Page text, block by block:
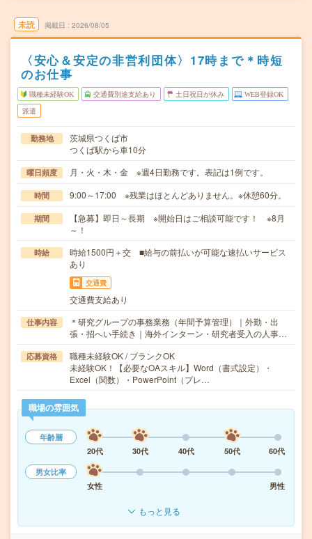
未読 掲載日 2026/08/05
〈安心＆安定の非営利団体〉17時まで＊時短
のお仕事
職種未経験OK 交通費別途支給あり 土日祝日が休み WEB登録OK
派遣
勤務地
茨城県つくば市
つくば駅から車10分
曜日頻度 月・火・木・金 ※週4日勤務です。表記は1例です。
時間 9:00～17:00 ※残業はほとんどありません。※休憩60分。
期間
【急募】即日～長期 ※開始日はご相談可能です！ ※8月
～！
時給
時給1500円＋交 ■給与の前払いが可能な速払いサービス
あり
交通費
交通費支給あり
仕事内容
＊研究グループの事務業務（年間予算管理）｜外勤・出
張・招へい手続き｜海外インターン・研究者受入の人事…
応募資格
職種未経験OK / ブランクOK
未経験OK！【必要なOAスキル】Word（書式設定）・
Excel（関数）・PowerPoint（プレ…
職場の雰囲気
年齢層
20代
30代 40代 50代
60代
男女比率
女性
男性
もっと見る